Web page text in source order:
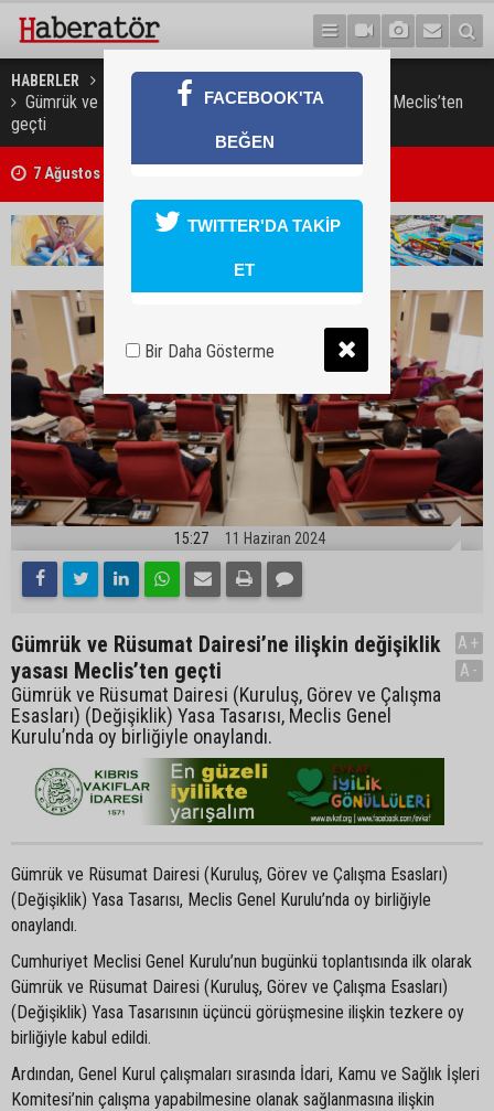
HABERLER GÜNDEM
Gümrük ve Rüsumat Dairesi’ne ilişkin değişiklik yasası Meclis’ten
geçti
7 Ağustos 2026 Döviz Kurları
Trafik kazasında 85 yaşındaki Turan Obalı hayatını kaybetti, 3 kişi
15:27 11 Haziran 2024
Gümrük ve Rüsumat Dairesi’ne ilişkin değişiklik
yasası Meclis’ten geçti
Gümrük ve Rüsumat Dairesi (Kuruluş, Görev ve Çalışma
Esasları) (Değişiklik) Yasa Tasarısı, Meclis Genel
Kurulu’nda oy birliğiyle onaylandı.
A+
A-
Gümrük ve Rüsumat Dairesi (Kuruluş, Görev ve Çalışma Esasları)
(Değişiklik) Yasa Tasarısı, Meclis Genel Kurulu’nda oy birliğiyle
onaylandı.
Cumhuriyet Meclisi Genel Kurulu’nun bugünkü toplantısında ilk olarak
Gümrük ve Rüsumat Dairesi (Kuruluş, Görev ve Çalışma Esasları)
(Değişiklik) Yasa Tasarısının üçüncü görüşmesine ilişkin tezkere oy
birliğiyle kabul edildi.
Ardından, Genel Kurul çalışmaları sırasında İdari, Kamu ve Sağlık İşleri
Komitesi’nin çalışma yapabilmesine olanak sağlanmasına ilişkin
FACEBOOK'TA
BEĞEN
TWITTER'DA TAKİP
ET
Bir Daha Gösterme